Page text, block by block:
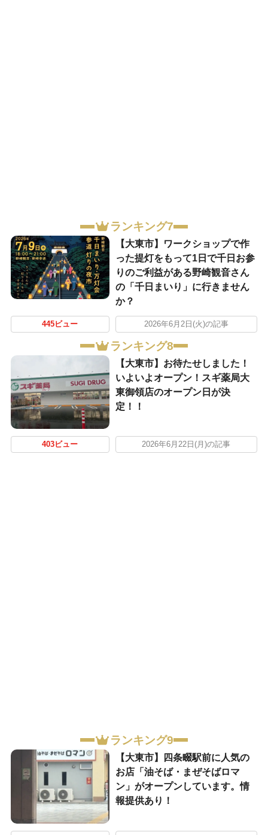
ランキング7
【大東市】ワークショップで作
った提灯をもって1日で千日お参
りのご利益がある野崎観音さん
の「千日まいり」に行きません
か？
445ビュー 2026年6月2日(火)の記事
ランキング8
【大東市】お待たせしました！
いよいよオープン！スギ薬局大
東御領店のオープン日が決
定！！
403ビュー 2026年6月22日(月)の記事
ランキング9
【大東市】四条畷駅前に人気の
お店「油そば・まぜそばロマ
ン」がオープンしています。情
報提供あり！